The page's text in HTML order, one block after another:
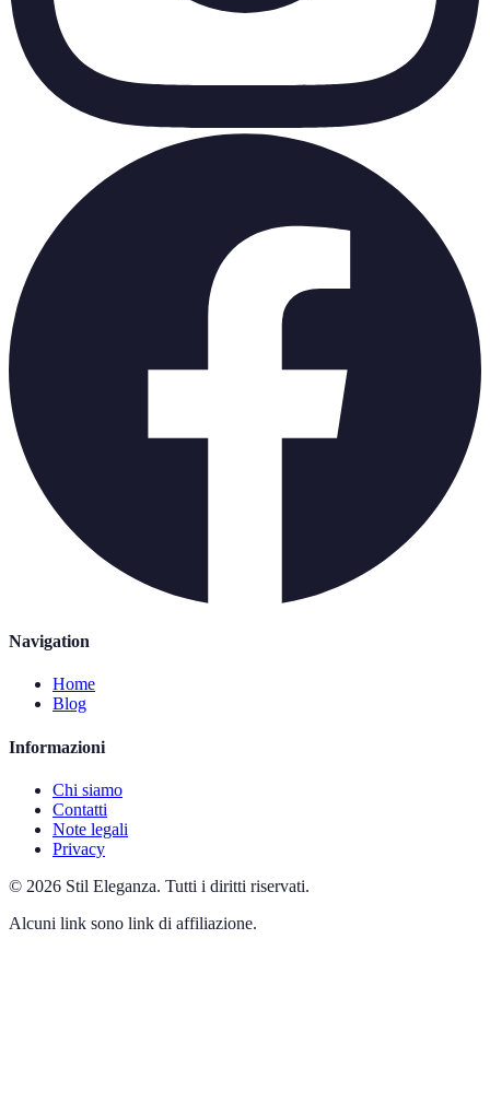
Navigation
Home
Blog
Informazioni
Chi siamo
Contatti
Note legali
Privacy
© 2026 Stil Eleganza. Tutti i diritti riservati.
Alcuni link sono link di affiliazione.